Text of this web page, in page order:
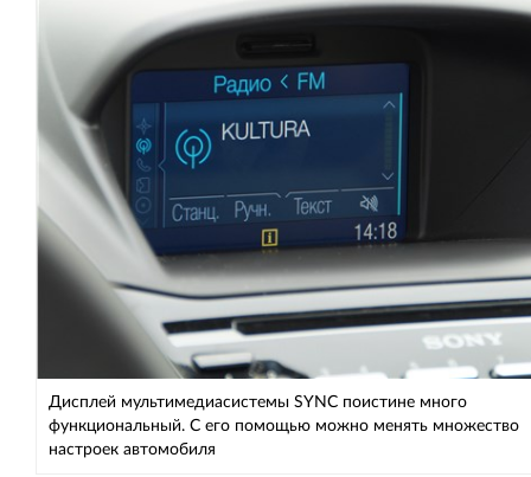
Дисплей мультимедиасистемы SYNC поистине много
функциональный. С его помощью можно менять множество
настроек автомобиля